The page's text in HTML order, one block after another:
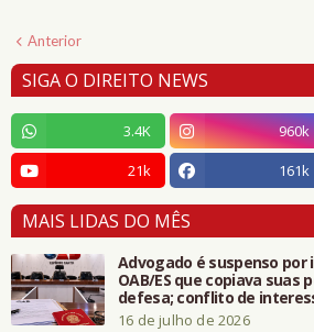
Anterior
SIGA O DIREITO NEWS
3.4K 960k
21k
161k
MAIS LIDAS DO MÊS
Advogado é suspenso por
OAB/ES que copiava suas
defesa; conflito de
16 de julho de 2026